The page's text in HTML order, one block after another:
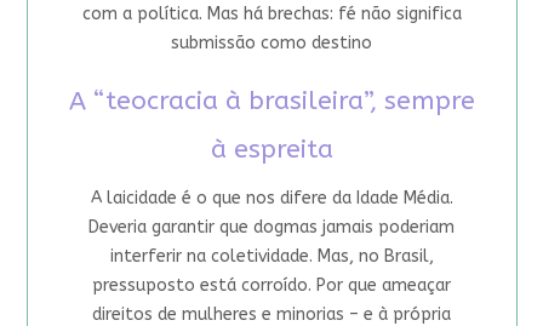
com a política. Mas há brechas: fé não significa
submissão como destino
A “teocracia à brasileira”, sempre
à espreita
A laicidade é o que nos difere da Idade Média.
Deveria garantir que dogmas jamais poderiam
interferir na coletividade. Mas, no Brasil,
pressuposto está corroído. Por que ameaçar
direitos de mulheres e minorias – e à própria